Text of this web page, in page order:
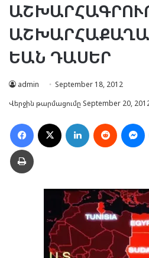
ԵԱՆ ԴԱՍԵՐ
admin
September 18, 2012
Վերջին թարմացումը September 20,
Facebook LinkedIn Reddit
Տպել